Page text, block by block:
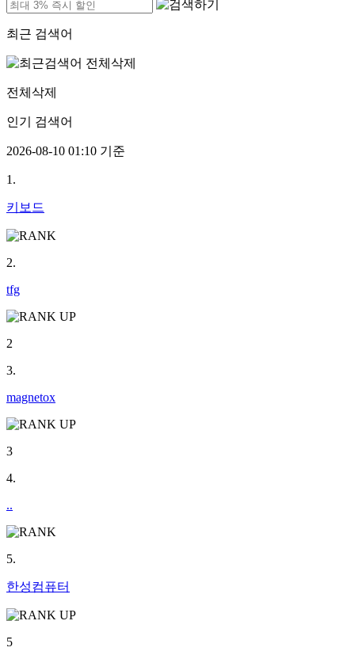
최근 검색어
전체삭제
인기 검색어
2026-08-10 01:10 기준
1.
키보드
2.
tfg
2
3.
magnetox
3
4.
..
5.
한성컴퓨터
5